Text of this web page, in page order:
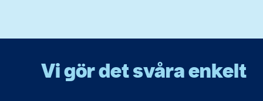
Vi gör det svåra enkelt